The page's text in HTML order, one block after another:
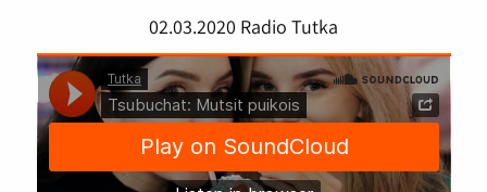
02.03.2020 Radio Tutka